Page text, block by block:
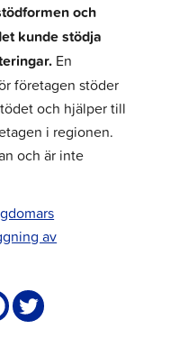
och
kunde stödja
En
företagen stöder
och hjälper till
i regionen.
och är inte
av